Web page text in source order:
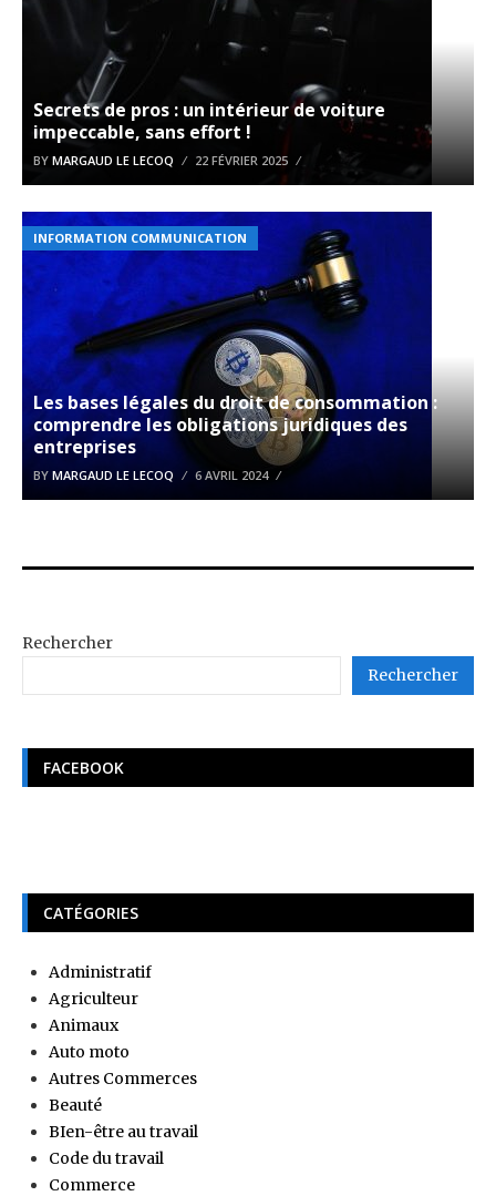
Secrets de pros : un intérieur de voiture
impeccable, sans effort !
BY MARGAUD LE LECOQ 22 FÉVRIER 2025
INFORMATION COMMUNICATION
Les bases légales du droit de consommation :
comprendre les obligations juridiques des
entreprises
BY MARGAUD LE LECOQ 6 AVRIL 2024
Rechercher
Rechercher
FACEBOOK
CATÉGORIES
Administratif
Agriculteur
Animaux
Auto moto
Autres Commerces
Beauté
BIen-être au travail
Code du travail
Commerce